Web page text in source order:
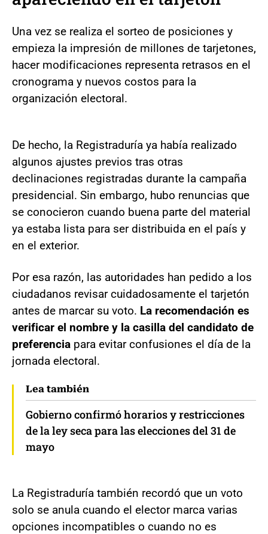
Una vez se realiza el sorteo de posiciones y
empieza la impresión de millones de tarjetones,
hacer modificaciones representa retrasos en el
cronograma y nuevos costos para la
organización electoral.
De hecho, la Registraduría ya había realizado
algunos ajustes previos tras otras
declinaciones registradas durante la campaña
presidencial. Sin embargo, hubo renuncias que
se conocieron cuando buena parte del material
ya estaba lista para ser distribuida en el país y
en el exterior.
Por esa razón, las autoridades han pedido a los
ciudadanos revisar cuidadosamente el tarjetón
antes de marcar su voto. La recomendación es
verificar el nombre y la casilla del candidato de
preferencia para evitar confusiones el día de la
jornada electoral.
Lea también
Gobierno confirmó horarios y restricciones
de la ley seca para las elecciones del 31 de
mayo
La Registraduría también recordó que un voto
solo se anula cuando el elector marca varias
opciones incompatibles o cuando no es